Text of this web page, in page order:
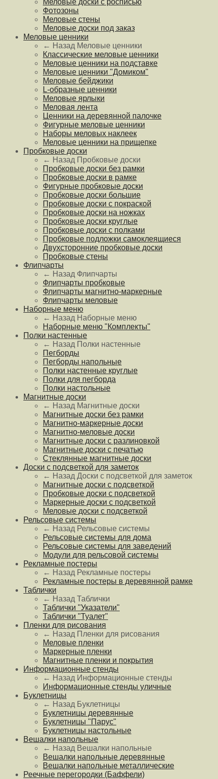
Фотозоны
Меловые стены
Меловые доски под заказ
Меловые ценники
← Назад Меловые ценники
Классические меловые ценники
Меловые ценники на подставке
Меловые ценники "Домиком"
Меловые бейджики
L-образные ценники
Меловые ярлыки
Меловая лента
Ценники на деревянной палочке
Фигурные меловые ценники
Наборы меловых наклеек
Меловые ценники на прищепке
Пробковые доски
← Назад Пробковые доски
Пробковые доски без рамки
Пробковые доски в рамке
Фигурные пробковые доски
Пробковые доски большие
Пробковые доски с покраской
Пробковые доски на ножках
Пробковые доски круглые
Пробковые доски с полками
Пробковые подложки самоклеящиеся
Двухсторонние пробковые доски
Пробковые стены
Флипчарты
← Назад Флипчарты
Флипчарты пробковые
Флипчарты магнитно-маркерные
Флипчарты меловые
Наборные меню
← Назад Наборные меню
Наборные меню "Комплекты"
Полки настенные
← Назад Полки настенные
Пегборды
Пегборды напольные
Полки настенные круглые
Полки для пегборда
Полки настольные
Магнитные доски
← Назад Магнитные доски
Магнитные доски без рамки
Магнитно-маркерные доски
Магнитно-меловые доски
Магнитные доски с разлиновкой
Магнитные доски с печатью
Стеклянные магнитные доски
Доски с подсветкой для заметок
← Назад Доски с подсветкой для заметок
Магнитные доски с подсветкой
Пробковые доски с подсветкой
Маркерные доски с подсветкой
Меловые доски с подсветкой
Рельсовые системы
← Назад Рельсовые системы
Рельсовые системы для дома
Рельсовые системы для заведений
Модули для рельсовой системы
Рекламные постеры
← Назад Рекламные постеры
Рекламные постеры в деревянной рамке
Таблички
← Назад Таблички
Таблички "Указатели"
Таблички "Туалет"
Пленки для рисования
← Назад Пленки для рисования
Меловые пленки
Маркерные пленки
Магнитные пленки и покрытия
Информационные стенды
← Назад Информационные стенды
Информационные стенды уличные
Буклетницы
← Назад Буклетницы
Буклетницы деревянные
Буклетницы "Парус"
Буклетницы настольные
Вешалки напольные
← Назад Вешалки напольные
Вешалки напольные деревянные
Вешалки напольные металлические
Реечные перегородки (Баффели)